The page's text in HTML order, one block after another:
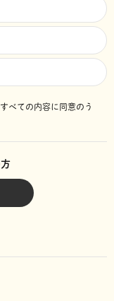
すべての内容に同意のう